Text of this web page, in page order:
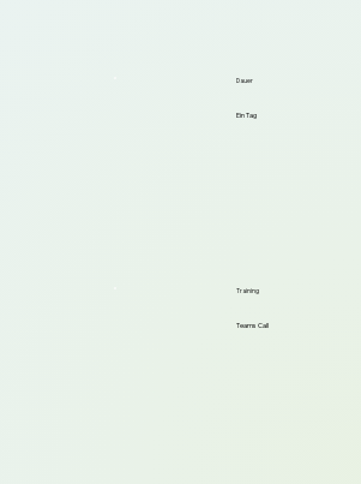
Dauer
Ein Tag
Training
Teams Call